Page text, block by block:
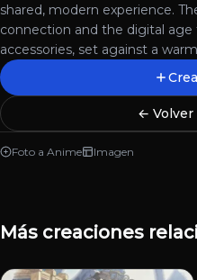
shared, modern experience.
connection and the digital
accessories, set against a
← Volver
Foto a Anime Imagen
Más creaciones